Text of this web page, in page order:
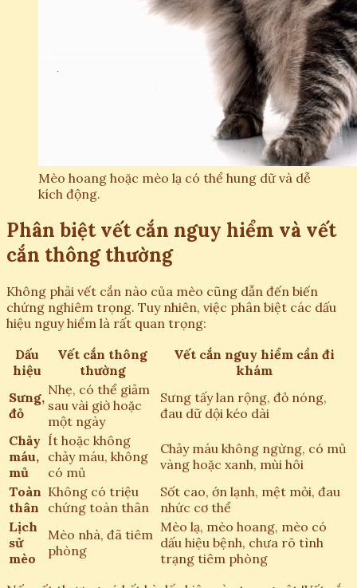
Mèo hoang hoặc mèo lạ có thể hung dữ và dễ
kích động.
Phân biệt vết cắn nguy hiểm và vết
cắn thông thường
Không phải vết cắn nào của mèo cũng dẫn đến biến
chứng nghiêm trọng. Tuy nhiên, việc phân biệt các dấu
hiệu nguy hiểm là rất quan trọng:
Dấu
hiệu
Vết cắn thông
thường
Vết cắn nguy hiểm cần đi
khám
Sưng,
đỏ
Nhẹ, có thể giảm
sau vài giờ hoặc
một ngày
Sưng tấy lan rộng, đỏ nóng,
đau dữ dội kéo dài
Chảy
máu,
mủ
Ít hoặc không
chảy máu, không
có mủ
Chảy máu không ngừng, có mủ
vàng hoặc xanh, mùi hôi
Toàn
thân
Không có triệu
chứng toàn thân
Sốt cao, ớn lạnh, mệt mỏi, đau
nhức cơ thể
Lịch
sử
mèo
Mèo nhà, đã tiêm
phòng
Mèo lạ, mèo hoang, mèo có
dấu hiệu bệnh, chưa rõ tình
trạng tiêm phòng